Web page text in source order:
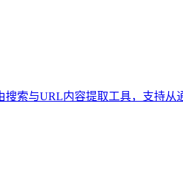
索与URL内容提取工具，支持